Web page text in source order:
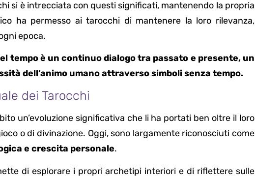
si è intrecciata con questi significati, mantenendo la propria
ha permesso ai tarocchi di mantenere la loro rilevanza,
epoca.
tempo è un continuo dialogo tra passato e presente, un
dell’animo umano attraverso simboli senza tempo.
dei Tarocchi
un’evoluzione significativa che li ha portati ben oltre il loro
o di divinazione. Oggi, sono largamente riconosciuti come
e crescita personale.
di esplorare i propri archetipi interiori e di riflettere sulle